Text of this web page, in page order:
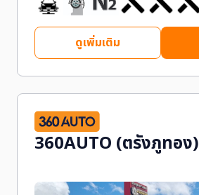
ดูเพิ่มเติม
360AUTO (ตรังภูทอง)